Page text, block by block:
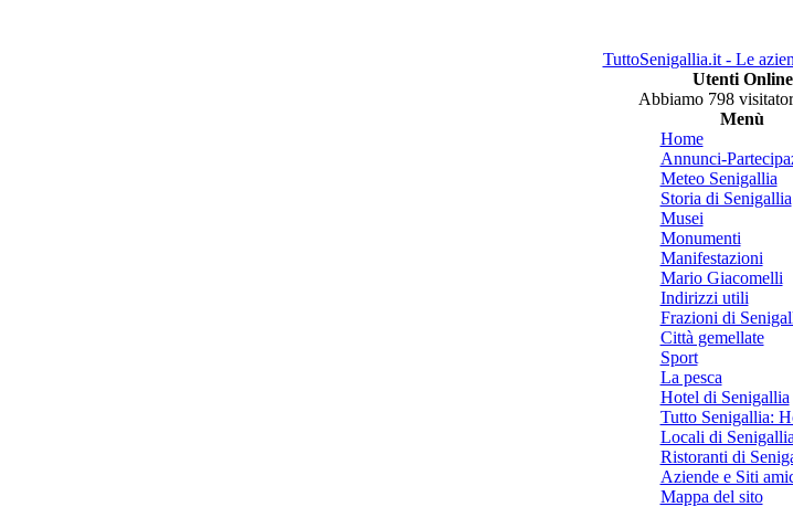
TuttoSenigallia.it - Le
Utenti Online
Abbiamo 798
Menù
Home
Annunci-
Meteo Senigallia
Storia di Senigallia
Musei
Monumenti
Manifestazioni
Mario Giacomelli
Indirizzi utili
Frazioni di
Città gemellate
Sport
La pesca
Hotel di Senigallia
Tutto Senigallia:
Locali di Senigallia
Ristoranti di
Aziende e Siti
Mappa del sito